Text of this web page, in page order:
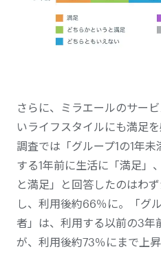
さらに、ミラエールのサー
いライフスタイルにも満足
調査では「グループ1の1年
する1年前に生活に「満足」
と満足」と回答したのはわ
し、利用後約66％に。「グ
者」は、利用する以前の3年
が、利用後約73％にまで上昇